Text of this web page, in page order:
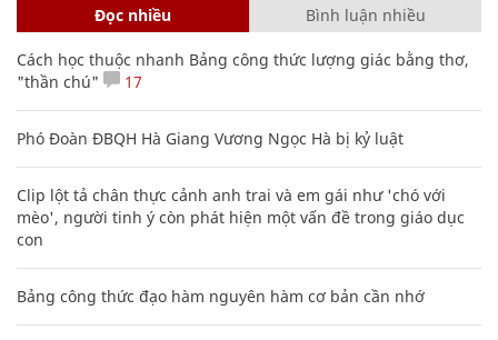
Đọc nhiều Bình luận nhiều
Cách học thuộc nhanh Bảng công thức lượng giác bằng thơ,
"thần chú"
17
Phó Đoàn ĐBQH Hà Giang Vương Ngọc Hà bị kỷ luật
Clip lột tả chân thực cảnh anh trai và em gái như 'chó với
mèo', người tinh ý còn phát hiện một vấn đề trong giáo dục
con
Bảng công thức đạo hàm nguyên hàm cơ bản cần nhớ